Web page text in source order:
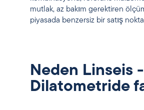
mutlak, az bakım gerektiren
piyasada benzersiz bir satış
Neden Linseis -
Dilatometride